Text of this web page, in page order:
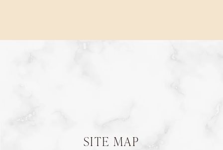
SITE MAP